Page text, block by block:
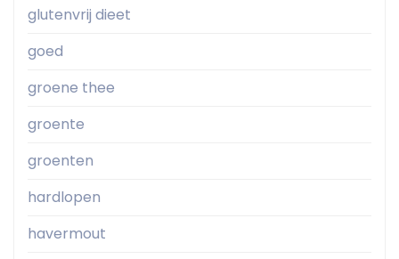
glutenvrij dieet
goed
groene thee
groente
groenten
hardlopen
havermout